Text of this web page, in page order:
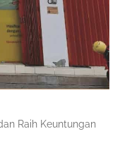
Raih Keuntungan